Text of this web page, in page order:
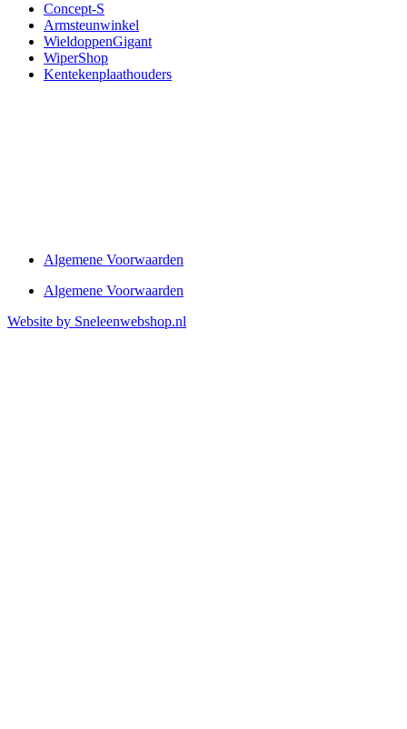
Concept-S
Armsteunwinkel
WieldoppenGigant
WiperShop
Kentekenplaathouders
Algemene Voorwaarden
Algemene Voorwaarden
Website by Sneleenwebshop.nl